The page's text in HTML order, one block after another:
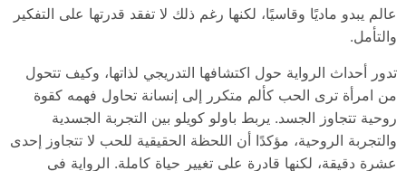
عالم يبدو ماديًا وقاسيًا، لكنها رغم ذلك لا تفقد قدرتها على التفكير
والتأمل.
تدور أحداث الرواية حول اكتشافها التدريجي لذاتها، وكيف تتحول
من امرأة ترى الحب كألم متكرر إلى إنسانة تحاول فهمه كقوة
روحية تتجاوز الجسد. يربط باولو كويلو بين التجربة الجسدية
والتجربة الروحية، مؤكدًا أن اللحظة الحقيقية للحب لا تتجاوز إحدى
عشرة دقيقة، لكنها قادرة على تغيير حياة كاملة. الرواية في